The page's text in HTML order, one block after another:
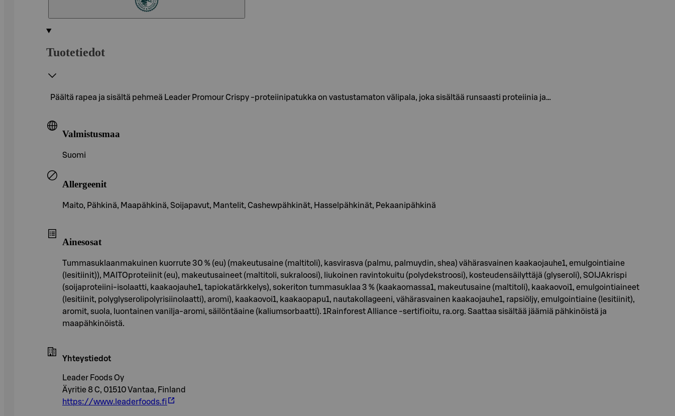
Tuotetiedot
Päältä rapea ja sisältä pehmeä Leader Promour Crispy -proteiinipatukka on vastustamaton välipala, joka sisältää runsaasti proteiinia ja…
Valmistusmaa
Suomi
Allergeenit
Maito, Pähkinä, Maapähkinä, Soijapavut, Mantelit, Cashewpähkinät, Hasselpähkinät, Pekaanipähkinä
Ainesosat
Tummasuklaanmakuinen kuorrute 30 % (eu) (makeutusaine (maltitoli), kasvirasva (palmu, palmuydin, shea) vähärasvainen kaakaojauhe1, emulgointiaine
(lesitiinit)), MAITOproteiinit (eu), makeutusaineet (maltitoli, sukraloosi), liukoinen ravintokuitu (polydekstroosi), kosteudensäilyttäjä (glyseroli), SOIJAkrispi
(soijaproteiini-isolaatti, kaakaojauhe1, tapiokatärkkelys), sokeriton tummasuklaa 3 % (kaakaomassa1, makeutusaine (maltitoli), kaakaovoi1, emulgointiaineet
(lesitiinit, polyglyserolipolyrisiinolaatti), aromi), kaakaovoi1, kaakaopapu1, nautakollageeni, vähärasvainen kaakaojauhe1, rapsiöljy, emulgointiaine (lesitiinit),
aromit, suola, luontainen vanilja-aromi, säilöntäaine (kaliumsorbaatti). 1Rainforest Alliance -sertifioitu, ra.org. Saattaa sisältää jäämiä pähkinöistä ja
maapähkinöistä.
Yhteystiedot
Leader Foods Oy
Äyritie 8 C, 01510 Vantaa, Finland
https://www.leaderfoods.fi